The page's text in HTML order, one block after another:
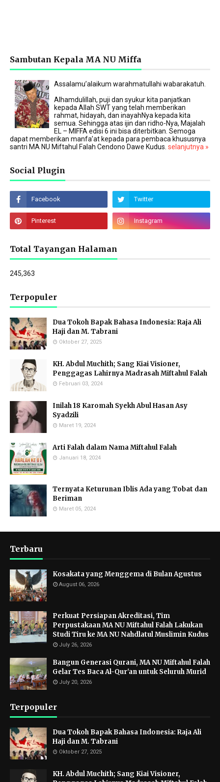
Sambutan Kepala MA NU Miffa
Assalamu’alaikum warahmatullahi wabarakatuh.
Alhamdulillah, puji dan syukur kita panjatkan
kepada Allah SWT yang telah memberikan
rahmat, hidayah, dan inayahNya kepada kita
semua. Sehingga atas ijin dan ridho-Nya, Majalah
EL – MIFFA edisi 6 ini bisa diterbitkan. Semoga
dapat memberikan manfa’at kepada para pembaca khususnya
santri MA NU Miftahul Falah Cendono Dawe Kudus. selanjutnya »
Social Plugin
Total Tayangan Halaman
245,363
Terpopuler
Dua Tokoh Bapak Bahasa Indonesia: Raja Ali
Haji dan M. Tabrani
Oktober 27, 2025
KH. Abdul Muchith; Sang Kiai Visioner,
Penggagas Lahirnya Madrasah Miftahul Falah
Februari 03, 2024
Inilah 18 Karomah Syekh Abul Hasan Asy
Syadzili
Maret 19, 2024
Arti Falah dalam Nama Miftahul Falah
Januari 18, 2024
Ternyata Keturunan Iblis Ada yang Tobat dan
Beriman
Maret 05, 2024
Terbaru
Kosakata yang Menggema di Bulan Agustus
August 06, 2026
Perkuat Persiapan Akreditasi, Tim
Perpustakaan MA NU Miftahul Falah Lakukan
Studi Tiru ke MA NU Nahdlatul Muslimin Kudus
July 26, 2026
Bangun Generasi Qurani, MA NU Miftahul Falah
Gelar Tes Baca Al-Qur'an untuk Seluruh Murid
July 20, 2026
Terpopuler
Dua Tokoh Bapak Bahasa Indonesia: Raja Ali
Haji dan M. Tabrani
Oktober 27, 2025
KH. Abdul Muchith; Sang Kiai Visioner,